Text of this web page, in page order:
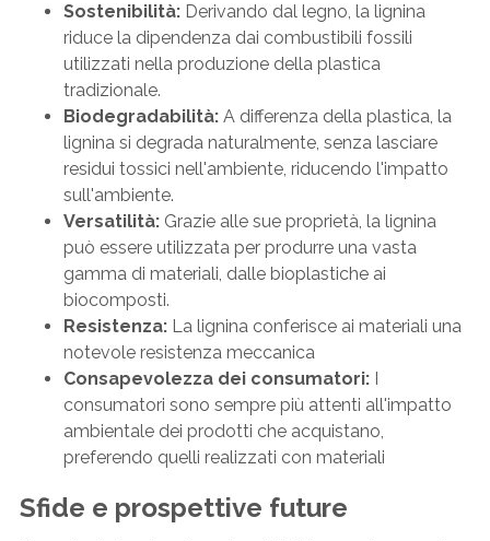
Sostenibilità: Derivando dal legno, la lignina
riduce la dipendenza dai combustibili fossili
utilizzati nella produzione della plastica
tradizionale.
Biodegradabilità: A differenza della plastica, la
lignina si degrada naturalmente, senza lasciare
residui tossici nell'ambiente, riducendo l'impatto
sull'ambiente.
Versatilità: Grazie alle sue proprietà, la lignina
può essere utilizzata per produrre una vasta
gamma di materiali, dalle bioplastiche ai
biocomposti.
Resistenza: La lignina conferisce ai materiali una
notevole resistenza meccanica
Consapevolezza dei consumatori: I
consumatori sono sempre più attenti all'impatto
ambientale dei prodotti che acquistano,
preferendo quelli realizzati con materiali
Sfide e prospettive future